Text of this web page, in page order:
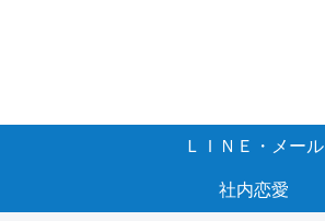
ＬＩＮＥ・メール
社内恋愛